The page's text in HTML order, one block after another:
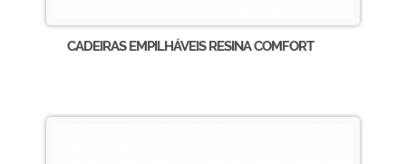
CADEIRAS EMPILHÁVEIS RESINA COMFORT